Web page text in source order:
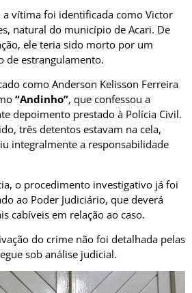
a vítima foi identificada como Victor
natural do município de Acari. De
ele teria sido morto por um
de estrangulamento.
como Anderson Kelisson Ferreira
“Andinho”, que confessou a
depoimento prestado à Polícia Civil.
três detentos estavam na cela,
integralmente a responsabilidade
o procedimento investigativo já foi
ao Poder Judiciário, que deverá
cabíveis em relação ao caso.
do crime não foi detalhada pelas
sob análise judicial.